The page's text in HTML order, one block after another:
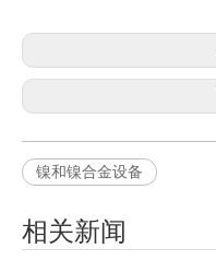
镍和镍合金设备
相关新闻